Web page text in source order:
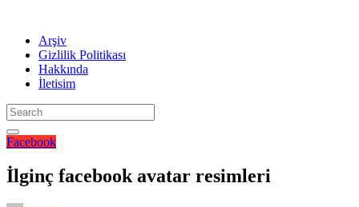
Arşiv
Gizlilik Politikası
Hakkında
İletisim
Facebook
İlginç facebook avatar resimleri